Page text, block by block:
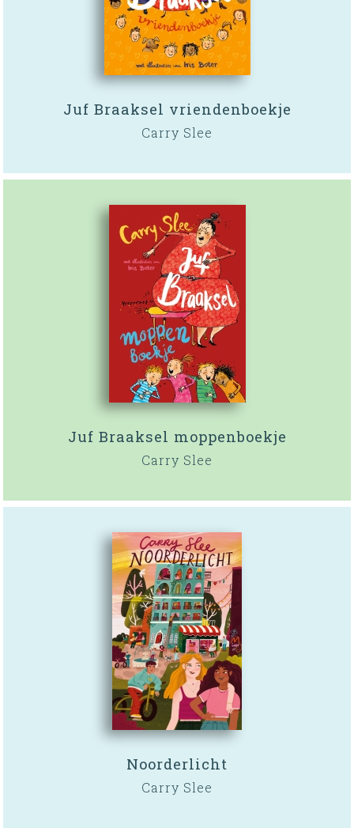
Juf Braaksel vriendenboekje
Carry Slee
Juf Braaksel moppenboekje
Carry Slee
Noorderlicht
Carry Slee